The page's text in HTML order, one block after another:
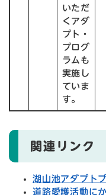
いただ
くアダ
プト・
プログ
ラムも
実施し
ていま
す。
関連リンク
湖山池アダプト
道路愛護活動に